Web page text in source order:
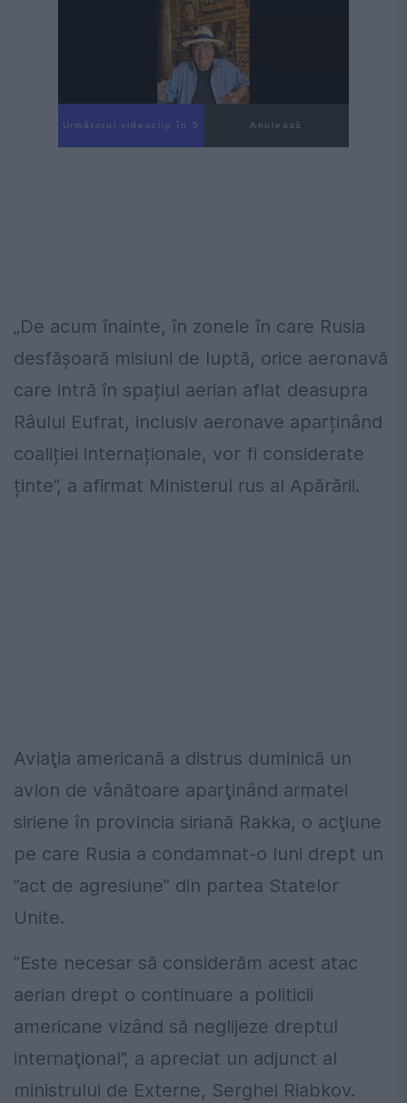
Următorul videoclip în 4 Anulează
„De acum înainte, în zonele în care Rusia
desfășoară misiuni de luptă, orice aeronavă
care intră în spațiul aerian aflat deasupra
Râului Eufrat, inclusiv aeronave aparținând
coaliției internaționale, vor fi considerate
ținte”, a afirmat Ministerul rus al Apărării.
Aviaţia americană a distrus duminică un
avion de vânătoare aparţinând armatei
siriene în provincia siriană Rakka, o acţiune
pe care Rusia a condamnat-o luni drept un
”act de agresiune” din partea Statelor
Unite.
”Este necesar să considerăm acest atac
aerian drept o continuare a politicii
americane vizând să neglijeze dreptul
internaţional”, a apreciat un adjunct al
ministrului de Externe, Serghei Riabkov.